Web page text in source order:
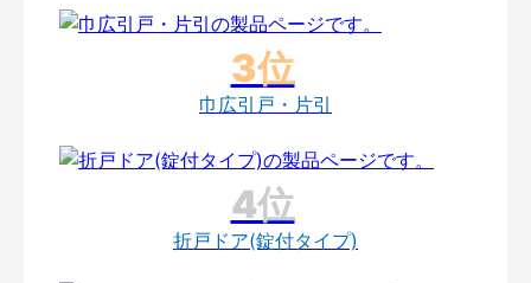
巾広引戸・片引
折戸ドア(錠付タイプ)